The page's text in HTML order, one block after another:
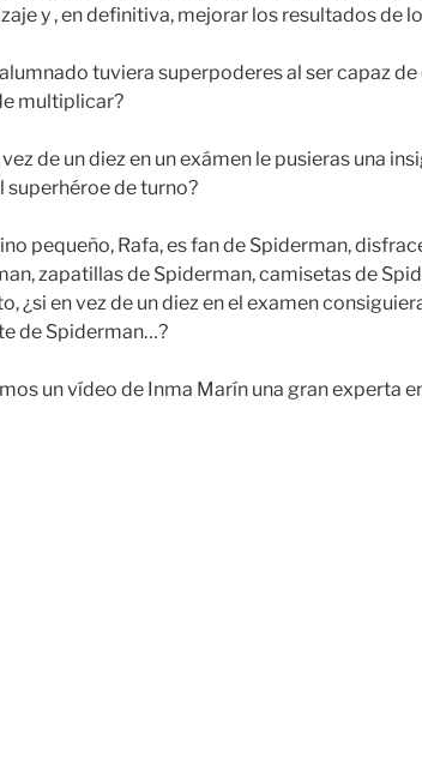
y , en definitiva, mejorar los resultados de
tuviera superpoderes al ser capaz
multiplicar?
vez de un diez en un exámen le pusieras una
superhéroe de turno?
pequeño, Rafa, es fan de Spiderman,
zapatillas de Spiderman, camisetas de
¿si en vez de un diez en el examen
de Spiderman…?
un vídeo de Inma Marín una gran experta